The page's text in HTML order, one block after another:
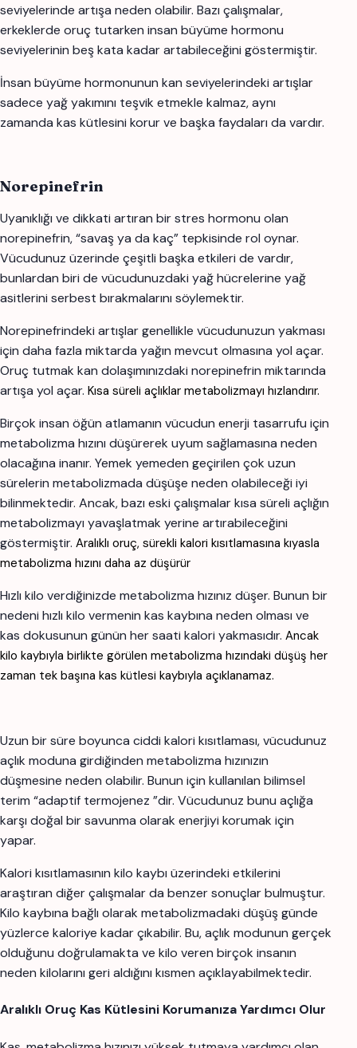
seviyelerinde artışa neden olabilir. Bazı çalışmalar,
erkeklerde oruç tutarken insan büyüme hormonu
seviyelerinin beş kata kadar artabileceğini göstermiştir.
İnsan büyüme hormonunun kan seviyelerindeki artışlar
sadece yağ yakımını teşvik etmekle kalmaz, aynı
zamanda kas kütlesini korur ve başka faydaları da vardır.
Norepinefrin
Uyanıklığı ve dikkati artıran bir stres hormonu olan
norepinefrin, “savaş ya da kaç” tepkisinde rol oynar.
Vücudunuz üzerinde çeşitli başka etkileri de vardır,
bunlardan biri de vücudunuzdaki yağ hücrelerine yağ
asitlerini serbest bırakmalarını söylemektir.
Norepinefrindeki artışlar genellikle vücudunuzun yakması
için daha fazla miktarda yağın mevcut olmasına yol açar.
Oruç tutmak kan dolaşımınızdaki norepinefrin miktarında
artışa yol açar. Kısa süreli açlıklar metabolizmayı hızlandırır.
Birçok insan öğün atlamanın vücudun enerji tasarrufu için
metabolizma hızını düşürerek uyum sağlamasına neden
olacağına inanır. Yemek yemeden geçirilen çok uzun
sürelerin metabolizmada düşüşe neden olabileceği iyi
bilinmektedir. Ancak, bazı eski çalışmalar kısa süreli açlığın
metabolizmayı yavaşlatmak yerine artırabileceğini
göstermiştir. Aralıklı oruç, sürekli kalori kısıtlamasına kıyasla
metabolizma hızını daha az düşürür
Hızlı kilo verdiğinizde metabolizma hızınız düşer. Bunun bir
nedeni hızlı kilo vermenin kas kaybına neden olması ve
kas dokusunun günün her saati kalori yakmasıdır. Ancak
kilo kaybıyla birlikte görülen metabolizma hızındaki düşüş her
zaman tek başına kas kütlesi kaybıyla açıklanamaz.
Uzun bir süre boyunca ciddi kalori kısıtlaması, vücudunuz
açlık moduna girdiğinden metabolizma hızınızın
düşmesine neden olabilir. Bunun için kullanılan bilimsel
terim “adaptif termojenez ”dir. Vücudunuz bunu açlığa
karşı doğal bir savunma olarak enerjiyi korumak için
yapar.
Kalori kısıtlamasının kilo kaybı üzerindeki etkilerini
araştıran diğer çalışmalar da benzer sonuçlar bulmuştur.
Kilo kaybına bağlı olarak metabolizmadaki düşüş günde
yüzlerce kaloriye kadar çıkabilir. Bu, açlık modunun gerçek
olduğunu doğrulamakta ve kilo veren birçok insanın
neden kilolarını geri aldığını kısmen açıklayabilmektedir.
Aralıklı Oruç Kas Kütlesini Korumanıza Yardımcı Olur